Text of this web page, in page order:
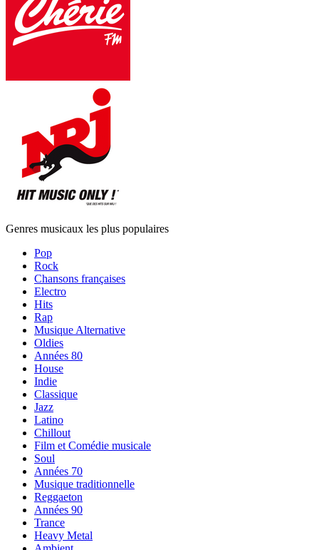
Genres musicaux les plus populaires
Pop
Rock
Chansons françaises
Electro
Hits
Rap
Musique Alternative
Oldies
Années 80
House
Indie
Classique
Jazz
Latino
Chillout
Film et Comédie musicale
Soul
Années 70
Musique traditionnelle
Reggaeton
Années 90
Trance
Heavy Metal